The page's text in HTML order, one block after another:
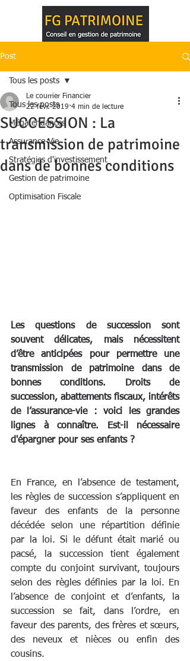
Post
Tous les posts
Mégatendances
Assurance-Vie
Stratégies d'investissement
Gestion de patrimoine
Optimisation Fiscale
Tous les posts
SUCCESSION : La
transmission de patrimoine
dans de bonnes conditions
Le courrier Financier
22 févr. 2019 4 min de lecture
Les questions de succession sont
souvent délicates, mais nécessitent
d’être anticipées pour permettre une
transmission de patrimoine dans de
bonnes conditions. Droits de
succession, abattements fiscaux, intérêts
de l’assurance-vie : voici les grandes
lignes à connaître. Est-il nécessaire
d'épargner pour ses enfants ?
En France, en l’absence de testament,
les règles de succession s’appliquent en
faveur des enfants de la personne
décédée selon une répartition définie
par la loi. Si le défunt était marié ou
pacsé, la succession tient également
compte du conjoint survivant, toujours
selon des règles définies par la loi. En
l’absence de conjoint et d’enfants, la
succession se fait, dans l’ordre, en
faveur des parents, des frères et sœurs,
des neveux et nièces ou enfin des
cousins.